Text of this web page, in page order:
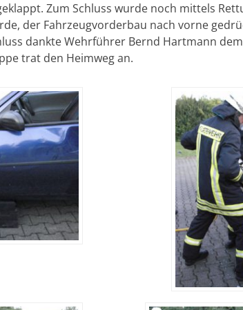
Zum Schluss wurde noch mittels
der Fahrzeugvorderbau nach vorne
dankte Wehrführer Bernd Hartmann
trat den Heimweg an.